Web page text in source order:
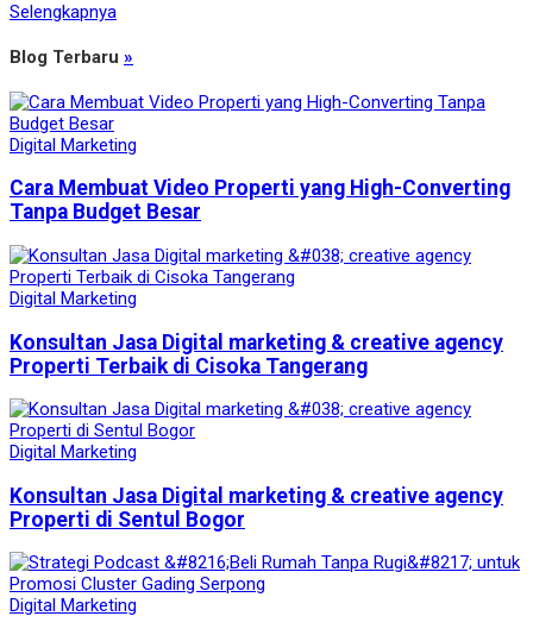
Selengkapnya
Blog Terbaru »
Digital Marketing
Cara Membuat Video Properti yang High-Converting
Tanpa Budget Besar
Digital Marketing
Konsultan Jasa Digital marketing & creative agency
Properti Terbaik di Cisoka Tangerang
Digital Marketing
Konsultan Jasa Digital marketing & creative agency
Properti di Sentul Bogor
Digital Marketing